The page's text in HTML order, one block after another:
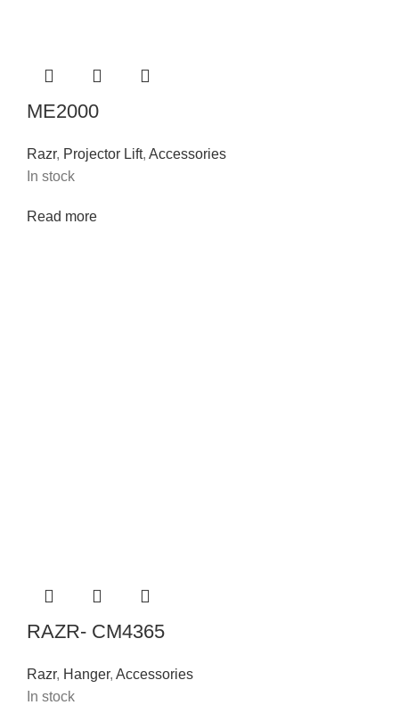
ME2000
Razr, Projector Lift, Accessories
In stock
Read more
RAZR- CM4365
Razr, Hanger, Accessories
In stock